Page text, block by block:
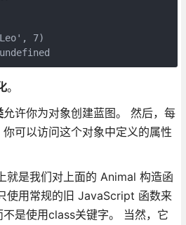
7)
。
允许你为对象创建蓝图。 然后，每
可以访问这个对象中定义的属性
就是我们对上面的 Animal 构造函
使用常规的旧 JavaScript 函数来
是使用class关键字。 当然，它